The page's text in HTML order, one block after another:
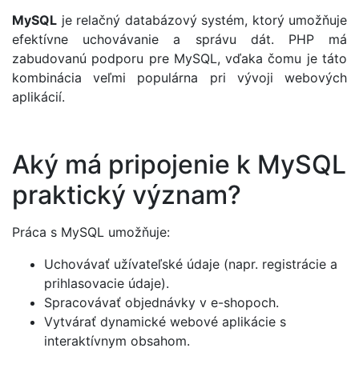
MySQL je relačný databázový systém, ktorý umožňuje
efektívne uchovávanie a správu dát. PHP má
zabudovanú podporu pre MySQL, vďaka čomu je táto
kombinácia veľmi populárna pri vývoji webových
aplikácií.
Aký má pripojenie k MySQL
praktický význam?
Práca s MySQL umožňuje:
Uchovávať užívateľské údaje (napr. registrácie a
prihlasovacie údaje).
Spracovávať objednávky v e-shopoch.
Vytvárať dynamické webové aplikácie s
interaktívnym obsahom.